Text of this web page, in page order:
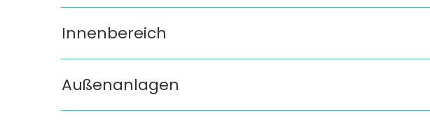
Innenbereich
Außenanlagen